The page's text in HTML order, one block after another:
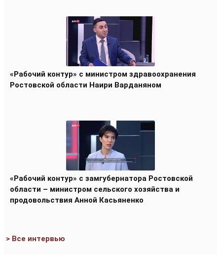
«Рабочий контур» с министром здравоохранения
Ростовской области Наири Варданяном
«Рабочий контур» с замгубернатора Ростовской
области – министром сельского хозяйства и
продовольствия Анной Касьяненко
> Все интервью